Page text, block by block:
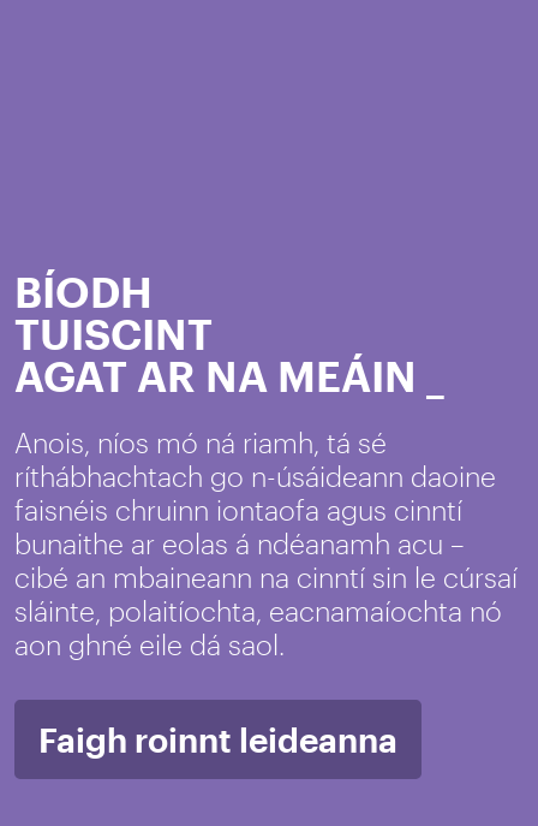
Anois, níos mó ná riamh, tá sé
ríthábhachtach go n-úsáideann daoine
faisnéis chruinn iontaofa agus cinntí
bunaithe ar eolas á ndéanamh acu –
cibé an mbaineann na cinntí sin le cúrsaí
sláinte, polaitíochta, eacnamaíochta nó
aon ghné eile dá saol.
Faigh roinnt leideanna